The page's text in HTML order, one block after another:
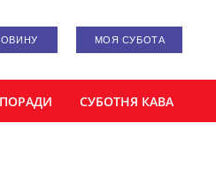
МОЯ СУБОТА
ПОРАДИ СУБОТНЯ КАВА